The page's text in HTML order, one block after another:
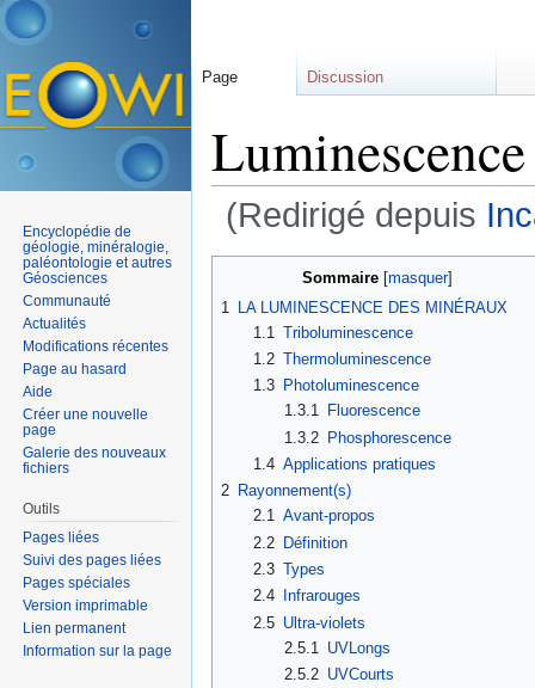
(Redirigé depuis
Sommaire[masquer]
1
LA LUMINESCENCE DES MINÉRAUX
1.1 Triboluminescence
1.2 Thermoluminescence
1.3
Photoluminescence
1.3.1 Fluorescence
1.3.2 Phosphorescence
1.4 Applications pratiques
2 Rayonnement(s)
2.1 Avant-propos
2.2 Définition
2.3 Types
2.4
Infrarouges
2.5 Ultra-violets
2.5.1
UVLongs
2.5.2 UVCourts
Page Discussion
Encyclopédie de
géologie, minéralogie,
paléontologie et autres
Géosciences
Communauté
Actualités
Modifications récentes
Page au hasard
Aide
Créer une nouvelle
page
Galerie des nouveaux
fichiers
Outils
Pages liées
Suivi des pages liées
Pages spéciales
Version imprimable
Lien permanent
Information sur la page